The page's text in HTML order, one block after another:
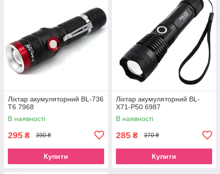
Ліхтар акумуляторний BL-736
T6 7968
В наявності
295 ₴ 390 ₴
Купити
Ліхтар акумуляторний BL-
X71-P50 6987
В наявності
285 ₴ 370 ₴
Купити